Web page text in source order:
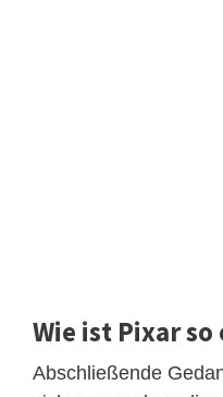
Wie ist Pixar
Abschließende